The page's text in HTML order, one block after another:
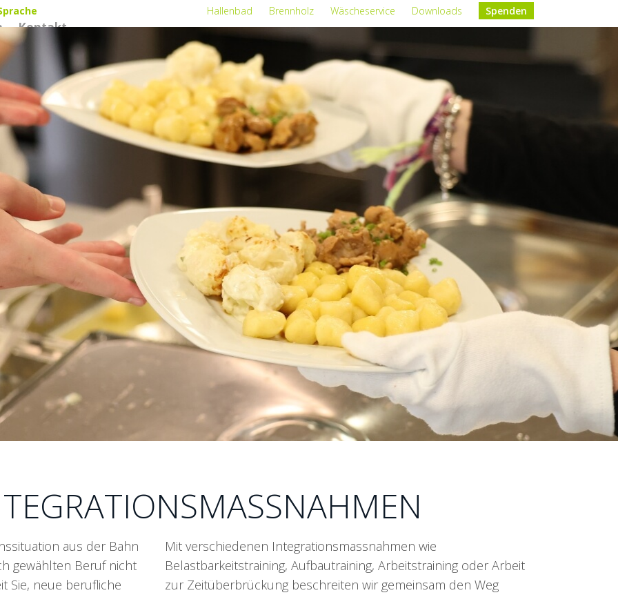
Hallenbad Brennholz Wäscheservice Downloads Spenden
Kontakt
aus der Bahn
gewählten Beruf nicht
Sie, neue berufliche
Mit verschiedenen Integrationsmassnahmen wie
Belastbarkeitstraining, Aufbautraining, Arbeitstraining oder Arbeit
zur Zeitüberbrückung beschreiten wir gemeinsam den Weg